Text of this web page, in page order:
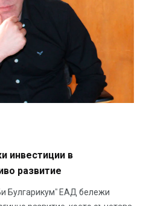
инвестиции в
развитие
Булгарикум" ЕАД бележи